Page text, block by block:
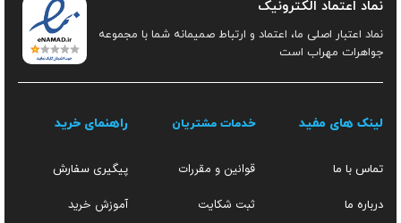
نماد اعتماد الکترونیک
نماد اعتبار اصلی ما، اعتماد و ارتباط صمیمانه شما با مجموعه
جواهرات مهراب است
لینک های مفید
تماس با ما
درباره ما
خدمات مشتریان
قوانین و مقررات
ثبت شکایت
راهنمای خرید
پیگیری سفارش
آموزش خرید